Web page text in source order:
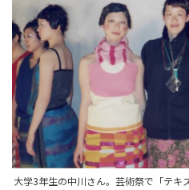
大学3年生の中川さん。芸術祭で「テキ